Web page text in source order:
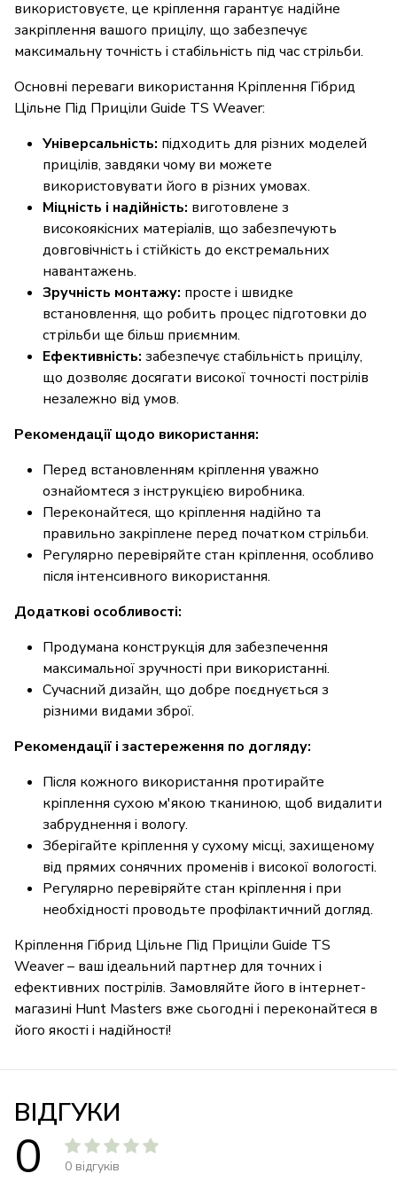
використовуєте, це кріплення гарантує надійне
закріплення вашого прицілу, що забезпечує
максимальну точність і стабільність під час стрільби.
Основні переваги використання Кріплення Гібрид
Цільне Під Приціли Guide TS Weaver:
Універсальність: підходить для різних моделей
прицілів, завдяки чому ви можете
використовувати його в різних умовах.
Міцність і надійність: виготовлене з
високоякісних матеріалів, що забезпечують
довговічність і стійкість до екстремальних
навантажень.
Зручність монтажу: просте і швидке
встановлення, що робить процес підготовки до
стрільби ще більш приємним.
Ефективність: забезпечує стабільність прицілу,
що дозволяє досягати високої точності пострілів
незалежно від умов.
Рекомендації щодо використання:
Перед встановленням кріплення уважно
ознайомтеся з інструкцією виробника.
Переконайтеся, що кріплення надійно та
правильно закріплене перед початком стрільби.
Регулярно перевіряйте стан кріплення, особливо
після інтенсивного використання.
Додаткові особливості:
Продумана конструкція для забезпечення
максимальної зручності при використанні.
Сучасний дизайн, що добре поєднується з
різними видами зброї.
Рекомендації і застереження по догляду:
Після кожного використання протирайте
кріплення сухою м'якою тканиною, щоб видалити
забруднення і вологу.
Зберігайте кріплення у сухому місці, захищеному
від прямих сонячних променів і високої вологості.
Регулярно перевіряйте стан кріплення і при
необхідності проводьте профілактичний догляд.
Кріплення Гібрид Цільне Під Приціли Guide TS
Weaver – ваш ідеальний партнер для точних і
ефективних пострілів. Замовляйте його в інтернет-
магазині Hunt Masters вже сьогодні і переконайтеся в
його якості і надійності!
ВІДГУКИ
0 0 відгуків